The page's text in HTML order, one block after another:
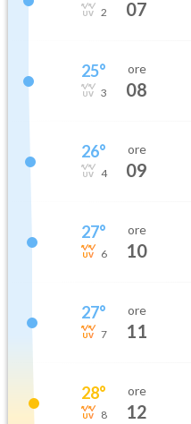
2 07
25°
3
ore
08
26°
4
ore
09
27°
6
ore
10
27°
7
ore
11
28°
8
ore
12